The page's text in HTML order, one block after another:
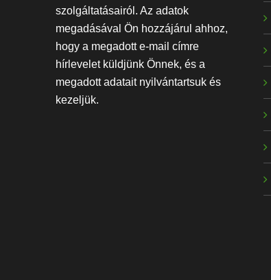
szolgáltatásairól. Az adatok
megadásával Ön hozzájárul ahhoz,
hogy a megadott e-mail címre
hírlevelet küldjünk Önnek, és a
megadott adatait nyilvántartsuk és
kezeljük.